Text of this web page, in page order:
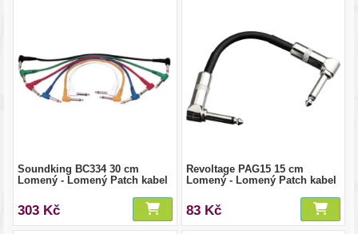
Soundking BC334 30 cm
Lomený - Lomený Patch kabel
303 Kč
Revoltage PAG15 15 cm
Lomený - Lomený Patch kabel
83 Kč